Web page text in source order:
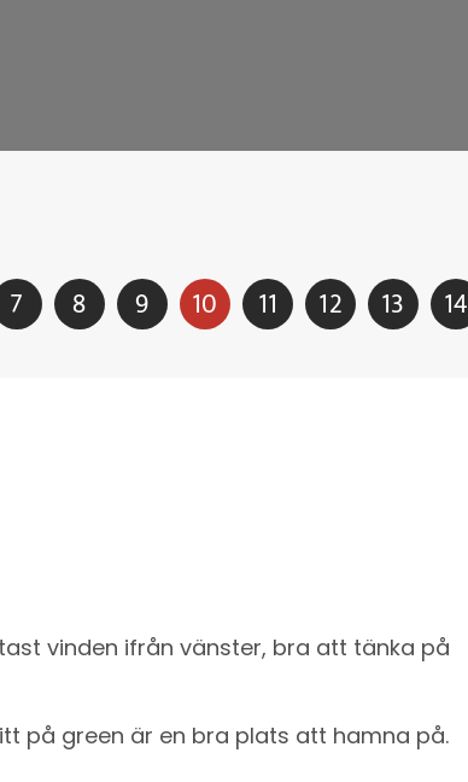
7 8 9 10 11 12 13 14
vinden ifrån vänster, bra att tänka på
på green är en bra plats att hamna på.